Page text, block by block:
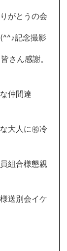
がとうの会
記念撮影
さん感謝。
仲間達
大人に㊗冷
組合様懇親
送別会イケ